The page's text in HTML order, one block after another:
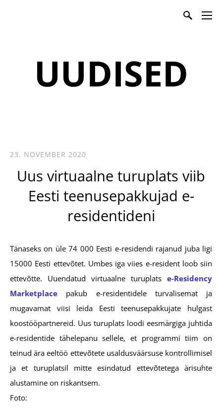
UUDISED
23. NOVEMBER 2020
Uus virtuaalne turuplats viib
Eesti teenusepakkujad e-
residentideni
Tänaseks on üle 74 000 Eesti e-residendi rajanud juba ligi
15000 Eesti ettevõtet. Umbes iga viies e-resident loob siin
ettevõtte. Uuendatud virtuaalne turuplats e-Residency
Marketplace pakub e-residentidele turvalisemat ja
mugavamat viisi leida Eesti teenusepakkujate hulgast
koostööpartnereid. Uus turuplats loodi eesmärgiga juhtida
e-residentide tähelepanu sellele, et programmi tiim on
teinud ära eeltöö ettevõtete usaldusväärsuse kontrollimisel
ja et turuplatsil mitte esindatud ettevõtetega ärisuhte
alustamine on riskantsem.
Foto: